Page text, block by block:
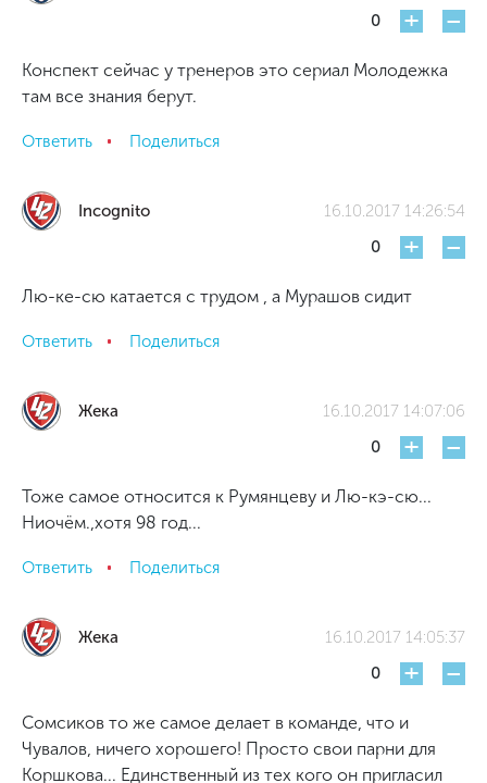
0
+ -
Конспект сейчас у тренеров это сериал Молодежка
там все знания берут.
Ответить Поделиться
Incognito
16.10.2017 14:26:54
0
+ -
Лю-ке-сю катается с трудом , а Мурашов сидит
Ответить Поделиться
Жека
16.10.2017 14:07:06
0
+ -
Тоже самое относится к Румянцеву и Лю-кэ-сю...
Ниочём.,хотя 98 год...
Ответить Поделиться
Жека
16.10.2017 14:05:37
0
+ -
Сомсиков то же самое делает в команде, что и
Чувалов, ничего хорошего! Просто свои парни для
Коршкова... Единственный из тех кого он пригласил